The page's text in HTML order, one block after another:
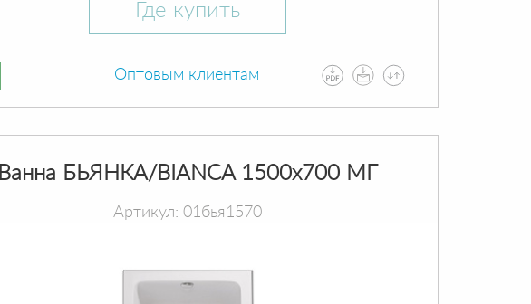
Где купить
Оптовым клиентам
Ванна БЬЯНКА/BIANCA 1500х700 МГ
Артикул: 01бья1570